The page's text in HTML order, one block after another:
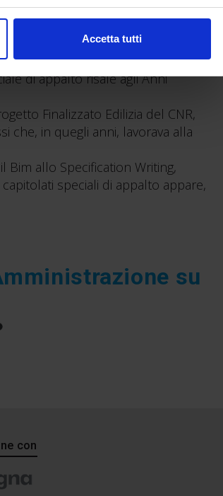
Accetta tutti
condizioni tecniche dei capitolati
di appalto risale agli Anni
Finalizzato Edilizia del CNR,
che, in quegli anni, lavorava alla
Bim allo Specification Writing,
speciali di appalto appare,
su
con